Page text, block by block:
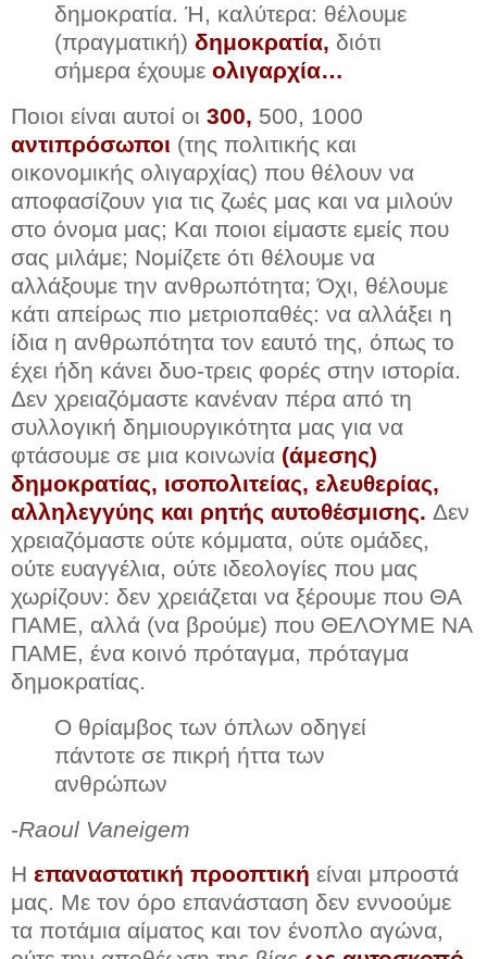
δημοκρατία. Ή, καλύτερα: θέλουμε
(πραγματική) δημοκρατία, διότι
σήμερα έχουμε ολιγαρχία…
Ποιοι είναι αυτοί οι 300, 500, 1000
αντιπρόσωποι (της πολιτικής και
οικονομικής ολιγαρχίας) που θέλουν να
αποφασίζουν για τις ζωές μας και να μιλούν
στο όνομα μας; Και ποιοι είμαστε εμείς που
σας μιλάμε; Νομίζετε ότι θέλουμε να
αλλάξουμε την ανθρωπότητα; Όχι, θέλουμε
κάτι απείρως πιο μετριοπαθές: να αλλάξει η
ίδια η ανθρωπότητα τον εαυτό της, όπως το
έχει ήδη κάνει δυο-τρεις φορές στην ιστορία.
Δεν χρειαζόμαστε κανέναν πέρα από τη
συλλογική δημιουργικότητα μας για να
φτάσουμε σε μια κοινωνία (άμεσης)
δημοκρατίας, ισοπολιτείας, ελευθερίας,
αλληλεγγύης και ρητής αυτοθέσμισης. Δεν
χρειαζόμαστε ούτε κόμματα, ούτε ομάδες,
ούτε ευαγγέλια, ούτε ιδεολογίες που μας
χωρίζουν: δεν χρειάζεται να ξέρουμε που ΘΑ
ΠΑΜΕ, αλλά (να βρούμε) που ΘΕΛΟΥΜΕ ΝΑ
ΠΑΜΕ, ένα κοινό πρόταγμα, πρόταγμα
δημοκρατίας.
Ο θρίαμβος των όπλων οδηγεί
πάντοτε σε πικρή ήττα των
ανθρώπων
-Raoul Vaneigem
Η επαναστατική προοπτική είναι μπροστά
μας. Με τον όρο επανάσταση δεν εννοούμε
τα ποτάμια αίματος και τον ένοπλο αγώνα,